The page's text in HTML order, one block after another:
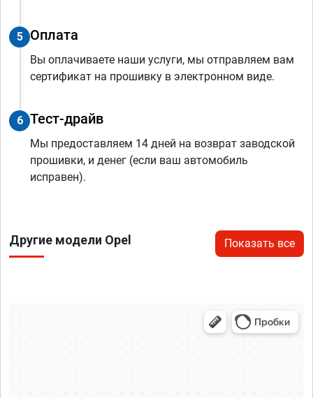
5 Оплата
Вы оплачиваете наши услуги, мы отправляем вам
сертификат на прошивку в электронном виде.
6 Тест-драйв
Мы предоставляем 14 дней на возврат заводской
прошивки, и денег (если ваш автомобиль
исправен).
Другие модели Opel Показать все